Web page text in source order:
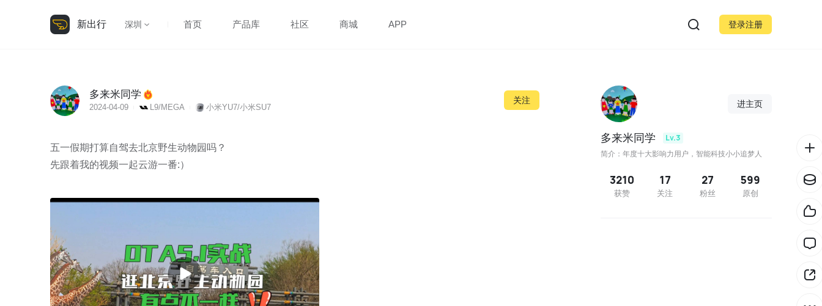
新出行 深圳 首页 产品库 社区 商城 APP 登录注册
多来米同学
2024-04-09 L9/MEGA 小米YU7/小米SU7
关注
五一假期打算自驾去北京野生动物园吗？
先跟着我的视频一起云游一番:）
进主页
多来米同学 Lv.3
简介：年度十大影响力用户，智能科技小小追梦人
3210
获赞
17
关注
27
粉丝
599
原创